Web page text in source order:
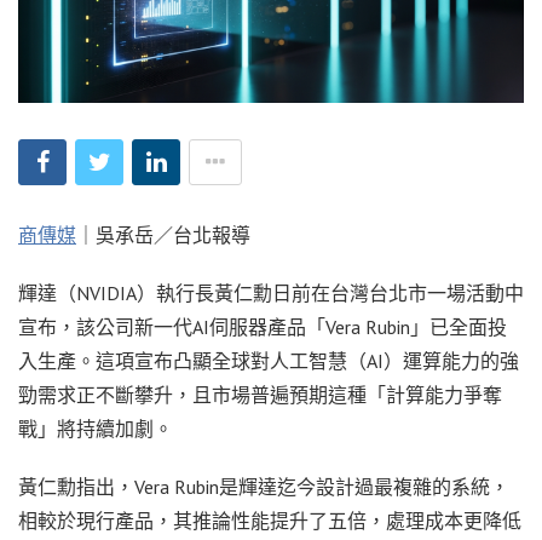
商傳媒 ｜吳承岳／台北報導
輝達（NVIDIA）執行長黃仁勳日前在台灣台北市一場活動中
宣布，該公司新一代AI伺服器產品「Vera Rubin」已全面投
入生產。這項宣布凸顯全球對人工智慧（AI）運算能力的強
勁需求正不斷攀升，且市場普遍預期這種「計算能力爭奪
戰」將持續加劇。
黃仁勳指出，Vera Rubin是輝達迄今設計過最複雜的系統，
相較於現行產品，其推論性能提升了五倍，處理成本更降低